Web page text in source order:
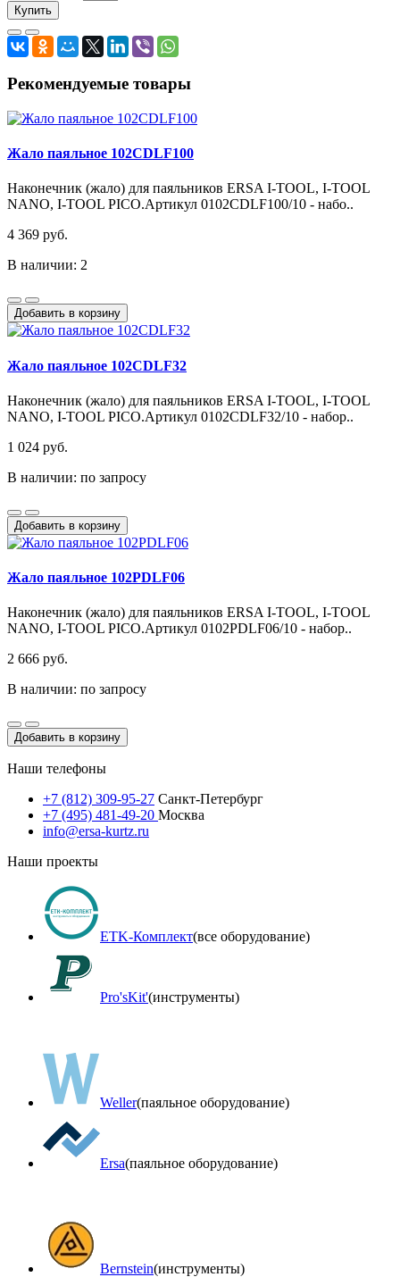
Купить
Рекомендуемые товары
Жало паяльное 102CDLF100
Наконечник (жало) для паяльников ERSA I-TOOL, I-TOOL
NANO, I-TOOL PICO.Артикул 0102CDLF100/10 - набо..
4 369 руб.
В наличии: 2
Добавить в корзину
Жало паяльное 102CDLF32
Наконечник (жало) для паяльников ERSA I-TOOL, I-TOOL
NANO, I-TOOL PICO.Артикул 0102CDLF32/10 - набор..
1 024 руб.
В наличии: по запросу
Добавить в корзину
Жало паяльное 102PDLF06
Наконечник (жало) для паяльников ERSA I-TOOL, I-TOOL
NANO, I-TOOL PICO.Артикул 0102PDLF06/10 - набор..
2 666 руб.
В наличии: по запросу
Добавить в корзину
Наши телефоны
+7 (812) 309-95-27 Санкт-Петербург
+7 (495) 481-49-20 Москва
info@ersa-kurtz.ru
Наши проекты
ETK-Комплект(все оборудование)
Pro'sKit'(инструменты)
Weller(паяльное оборудование)
Ersa(паяльное оборудование)
Bernstein(инструменты)